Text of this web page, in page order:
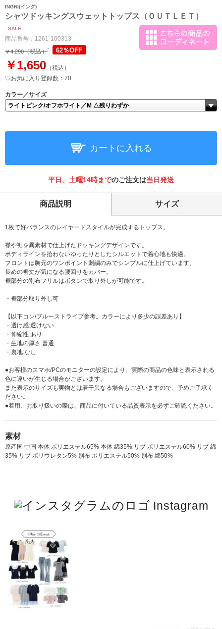
INGNI(イング)
シャツドッキングスウェットトップス（ＯＵＴＬＥＴ）
SALE
商品番号： 1261-100313
￥4,290（税込） 62％OFF
￥1,650 （税込）
♡お気に入り登録数：70
カラー／サイズ
カートに入れる
平日、土曜14時までのご注文は当日発送
商品説明 サイズ
1枚で好バランスのレイヤードスタイルが完成するトップス。
襟や裾を異素材で仕上げたドッキングデザインです。
ボディラインを拾わないゆったりとしたシルエットで着心地も快適。
フロントは胸元のワンポイント刺繍のみでシンプルに仕上げています。
長めの裾丈が気になる腰回りをカバー。
裾部分の別布フリルはボタンで取り外しが可能です。
・裾部分取り外し可
【以下コン/ブルーストライプ参考。カラーにより多少の誤差あり】
・透け感:透けない
・伸縮性:あり
・生地の厚さ:普通
・裏地:なし
●お客様のスマホ/PCのモニターの設定により、実際の商品の色味と表示される
色に違いが生じる場合がございます。
また表示のサイズも実物とは若干異なる場合もございますので、予めご了承く
ださい。
●着用、お取り扱いの際は、商品に付いている品質表示を必ずご確認ください。
素材
原産国 中国 本体 ポリエステル65% 本体 綿35% リブ ポリエステル60% リブ 綿
35% リブ ポリウレタン5% 別布 ポリエステル50% 別布 綿50%
Instagram